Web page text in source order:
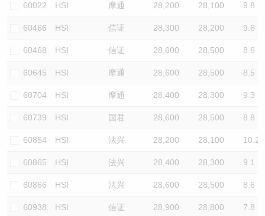
60022 HSI 摩通 28,200 28,100 9.8
60466 HSI 信证 28,300 28,200 9.6
60468 HSI 信证 28,600 28,500 8.6
60645 HSI 摩通 28,600 28,500 8.5
60704 HSI 摩通 28,400 28,300 9.3
60739 HSI 国君 28,600 28,500 8.8
60854 HSI 法兴 28,200 28,100 10.2
60865 HSI 法兴 28,400 28,300 9.1
60866 HSI 法兴 28,600 28,500 8.6
60938 HSI 信证 28,900 28,800 7.8